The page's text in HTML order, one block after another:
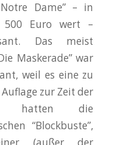
Dame” – in
Euro wert –
Das meist
Maskerade” war
weil es eine zu
zur Zeit der
hatten die
“Blockbuste”,